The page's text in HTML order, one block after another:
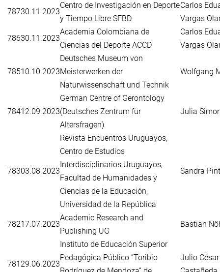
78730.11.2023
Centro de Investigación en Deporte
y Tiempo Libre SFBD
Carlos
Vargas
78630.11.2023
Academia Colombiana de
Ciencias del Deporte ACCD
Carlos
Vargas
78510.10.2023
Deutsches Museum von
Meisterwerken der
Naturwissenschaft und Technik
Wolfgang
78412.09.2023
German Centre of Gerontology
(Deutsches Zentrum für
Altersfragen)
Julia
78303.08.2023
Revista Encuentros Uruguayos,
Centro de Estudios
Interdisciplinarios Uruguayos,
Facultad de Humanidades y
Ciencias de la Educación,
Universidad de la República
Sandra
78217.07.2023
Academic Research and
Publishing UG
Bastian
781 29.06.2023
Instituto de Educación Superior
Pedagógica Público “Toribio
Julio César